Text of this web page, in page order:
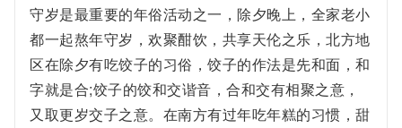
守岁是最重要的年俗活动之一，除夕晚上，全家老小
都一起熬年守岁，欢聚酣饮，共享天伦之乐，北方地
区在除夕有吃饺子的习俗，饺子的作法是先和面，和
字就是合;饺子的饺和交谐音，合和交有相聚之意，
又取更岁交子之意。在南方有过年吃年糕的习惯，甜